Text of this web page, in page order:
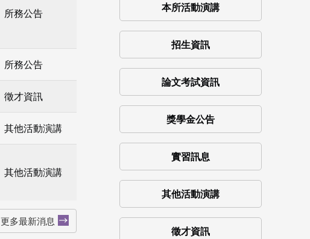
本所活動演講
招生資訊
論文考試資訊
獎學金公告
實習訊息
其他活動演講
徵才資訊
所務公告
所務公告
徵才資訊
其他活動演講
其他活動演講
更多最新消息